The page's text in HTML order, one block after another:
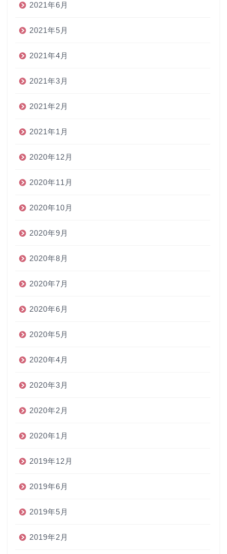
2021年6月
2021年5月
2021年4月
2021年3月
2021年2月
2021年1月
2020年12月
2020年11月
2020年10月
2020年9月
2020年8月
2020年7月
2020年6月
2020年5月
2020年4月
2020年3月
2020年2月
2020年1月
2019年12月
2019年6月
2019年5月
2019年2月